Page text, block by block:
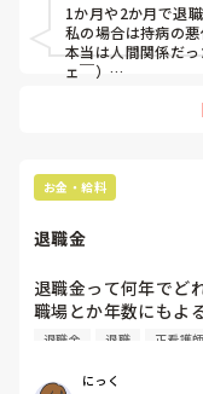
1か月や2か月で退
私の場合は持病の悪
本当は人間関係だ
ェ￣）
ネガティブな理由
お金・給料
退職金
退職金って何年でど
職場とか年数にもよ
周りに看護師で退職
退職金 退職 正看護師
にっく